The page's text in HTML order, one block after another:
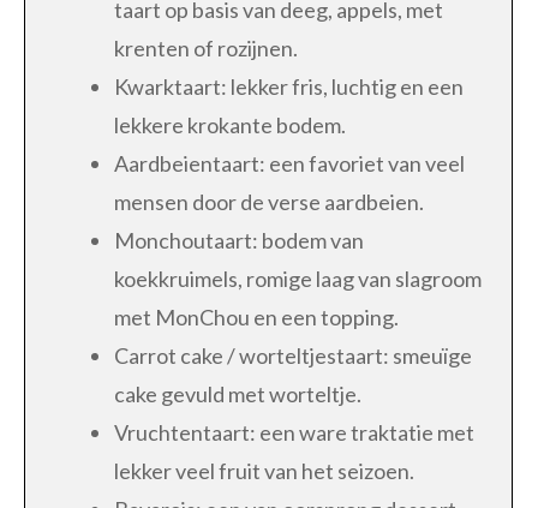
taart op basis van deeg, appels, met
krenten of rozijnen.
Kwarktaart: lekker fris, luchtig en een
lekkere krokante bodem.
Aardbeientaart: een favoriet van veel
mensen door de verse aardbeien.
Monchoutaart: bodem van
koekkruimels, romige laag van slagroom
met MonChou en een topping.
Carrot cake / worteltjestaart: smeuïge
cake gevuld met worteltje.
Vruchtentaart: een ware traktatie met
lekker veel fruit van het seizoen.